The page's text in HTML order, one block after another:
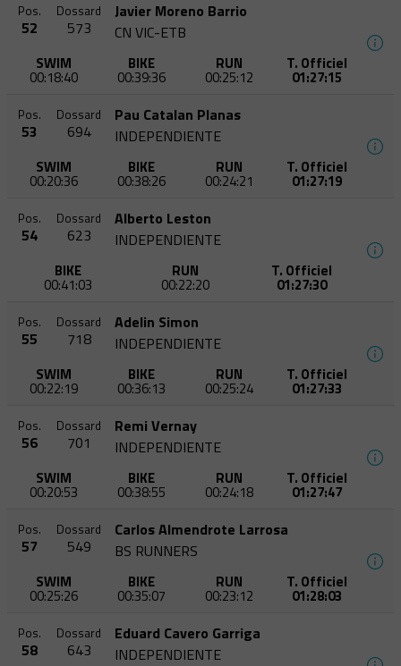
Pos.
52
Dossard
573
Javier Moreno Barrio
CN VIC-ETB
SWIM
00:18:40
BIKE
00:39:36
RUN
00:25:12
T. Officiel
01:27:15
Pos.
53
Dossard
694
Pau Catalan Planas
INDEPENDIENTE
SWIM
00:20:36
BIKE
00:38:26
RUN
00:24:21
T. Officiel
01:27:19
Pos.
54
Dossard
623
Alberto Leston
INDEPENDIENTE
BIKE
00:41:03
RUN
00:22:20
T. Officiel
01:27:30
Pos.
55
Dossard
718
Adelin Simon
INDEPENDIENTE
SWIM
00:22:19
BIKE
00:36:13
RUN
00:25:24
T. Officiel
01:27:33
Pos.
56
Dossard
701
Remi Vernay
INDEPENDIENTE
SWIM
00:20:53
BIKE
00:38:55
RUN
00:24:18
T. Officiel
01:27:47
Pos.
57
Dossard
549
Carlos Almendrote Larrosa
BS RUNNERS
SWIM
00:25:26
BIKE
00:35:07
RUN
00:23:12
T. Officiel
01:28:03
Pos.
58
Dossard
643
Eduard Cavero Garriga
INDEPENDIENTE